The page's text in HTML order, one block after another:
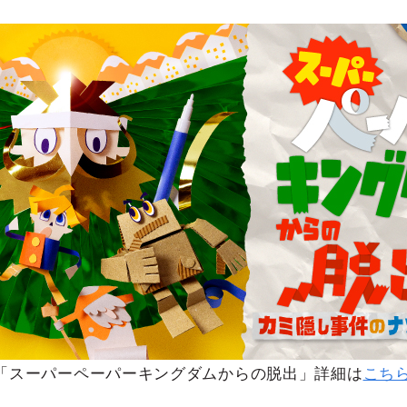
スーパーペーパーキングダムからの脱出」詳細は こち